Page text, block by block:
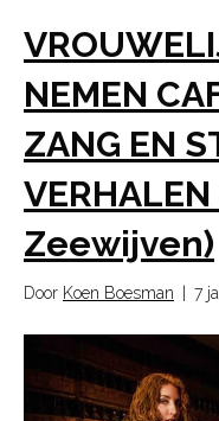
NEMEN
ZANG EN
Zeewijven)
Door Koen Boesman 7